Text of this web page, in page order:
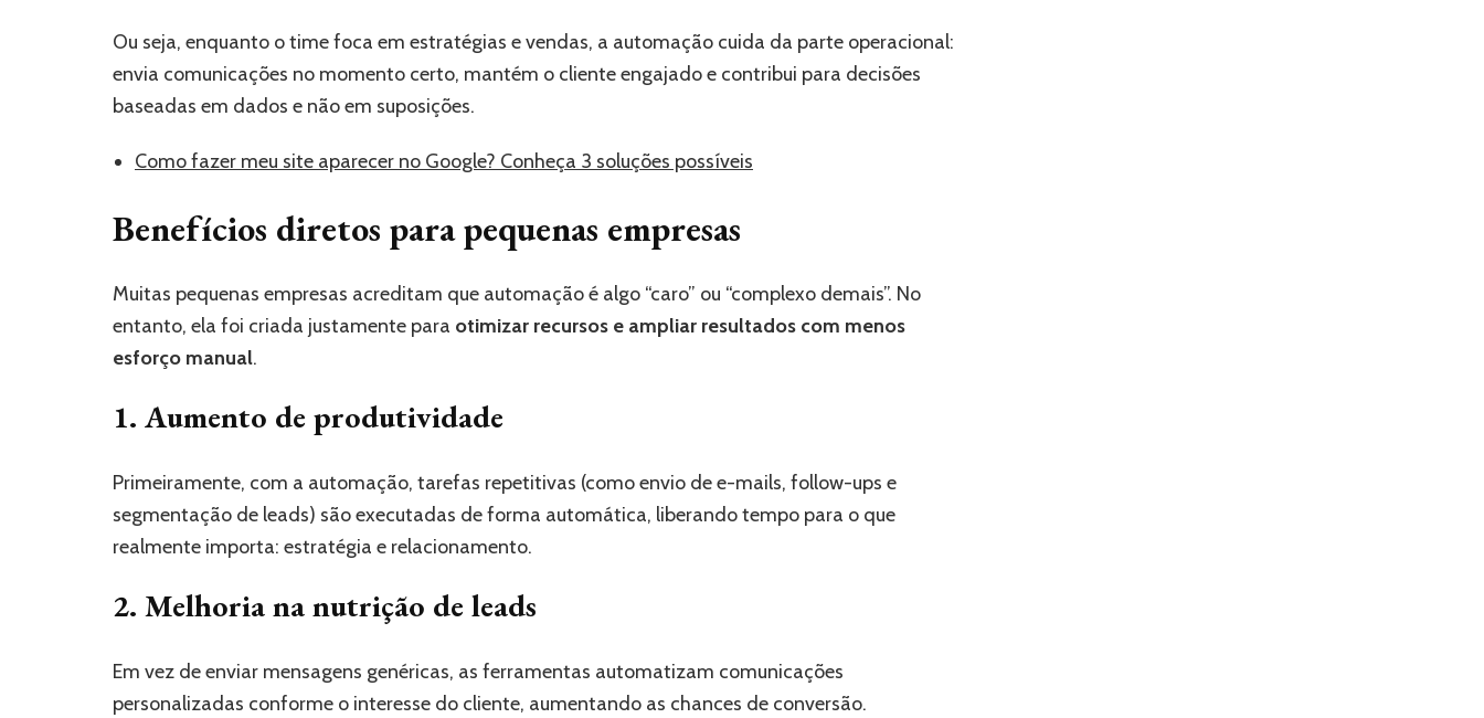
Ou seja, enquanto o time foca em estratégias e vendas, a automação cuida da parte operacional:
envia comunicações no momento certo, mantém o cliente engajado e contribui para decisões
baseadas em dados e não em suposições.
Como fazer meu site aparecer no Google? Conheça 3 soluções possíveis
Benefícios diretos para pequenas empresas
Muitas pequenas empresas acreditam que automação é algo “caro” ou “complexo demais”. No
entanto, ela foi criada justamente para otimizar recursos e ampliar resultados com menos
esforço manual.
1. Aumento de produtividade
Primeiramente, com a automação, tarefas repetitivas (como envio de e-mails, follow-ups e
segmentação de leads) são executadas de forma automática, liberando tempo para o que
realmente importa: estratégia e relacionamento.
2. Melhoria na nutrição de leads
Em vez de enviar mensagens genéricas, as ferramentas automatizam comunicações
personalizadas conforme o interesse do cliente, aumentando as chances de conversão.